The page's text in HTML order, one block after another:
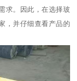
求。因此，在选择玻
，并仔细查看产品的